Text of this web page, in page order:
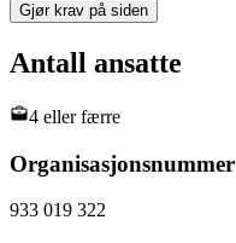
Gjør krav på siden
Antall ansatte
4 eller færre
Organisasjonsnummer
933 019 322